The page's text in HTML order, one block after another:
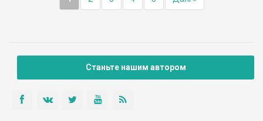
Станьте нашим автором